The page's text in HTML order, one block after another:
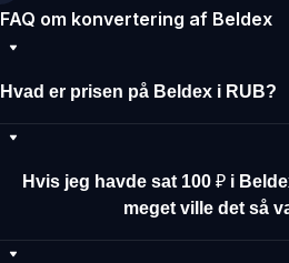
FAQ om konvertering af Beldex
Hvad er prisen på Beldex i RUB?
Hvis jeg havde sat 100 ₽ i
meget ville det så